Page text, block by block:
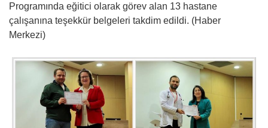
Programında eğitici olarak görev alan 13 hastane
çalışanına teşekkür belgeleri takdim edildi. (Haber
Merkezi)